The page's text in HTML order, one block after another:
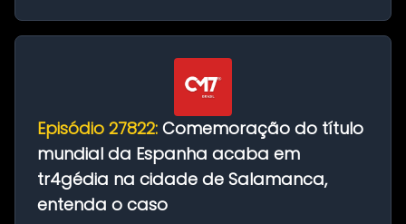
Episódio 27822: Comemoração do título
mundial da Espanha acaba em
tr4gédia na cidade de Salamanca,
entenda o caso